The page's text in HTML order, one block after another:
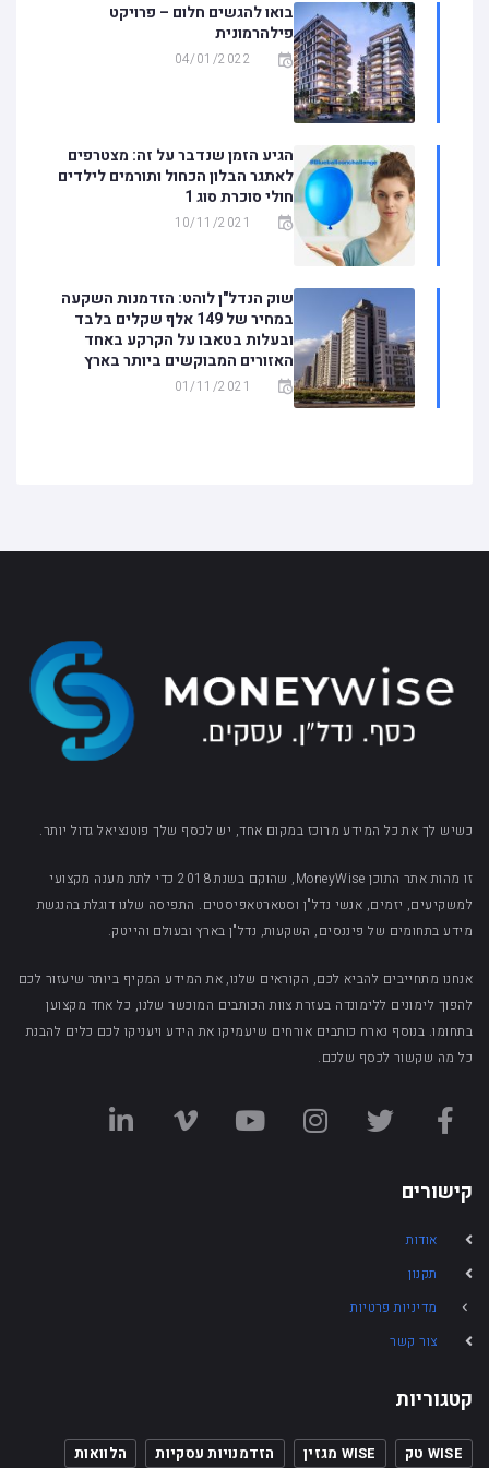
בואו להגשים חלום – פרויקט
פילהרמונית
04/01/2022
הגיע הזמן שנדבר על זה: מצטרפים
לאתגר הבלון הכחול ותורמים לילדים
חולי סוכרת סוג 1
10/11/2021
שוק הנדל"ן לוהט: הזדמנות השקעה
במחיר של 149 אלף שקלים בלבד
ובעלות בטאבו על הקרקע באחד
האזורים המבוקשים ביותר בארץ
01/11/2021
כשיש לך את כל המידע מרוכז במקום אחד, יש לכסף שלך פוטנציאל גדול יותר.
זו מהות אתר התוכן MoneyWise, שהוקם בשנת 2018 כדי לתת מענה מקצועי
למשקיעים, יזמים, אנשי נדל"ן וסטארטאפיסטים. התפיסה שלנו דוגלת בהנגשת
מידע בתחומים של פיננסים, השקעות, נדל"ן בארץ ובעולם והייטק.
אנחנו מתחייבים להביא לכם, הקוראים שלנו, את המידע המקיף ביותר שיעזור לכם
להפוך לימונים ללימונדה בעזרת צוות הכותבים המוכשר שלנו, כל אחד מקצוען
בתחומו. בנוסף נארח כותבים אורחים שיעמיקו את הידע ויעניקו לכם כלים להבנת
כל מה שקשור לכסף שלכם.
קישורים
אודות
תקנון
מדיניות פרטיות
צור קשר
קטגוריות
WISE טק WISE מגזין הזדמנויות עסקיות הלוואות